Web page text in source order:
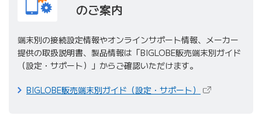
のご案内
端末別の接続設定情報やオンラインサポート情報、メーカー
提供の取扱説明書、製品情報は「BIGLOBE販売端末別ガイド
（設定・サポート）」からご確認いただけます。
BIGLOBE販売端末別ガイド（設定・サポート） （新しいタブで